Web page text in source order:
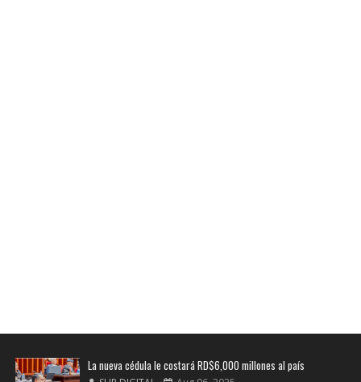
La nueva cédula le costará RD$6,000 millones al país